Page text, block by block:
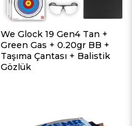
We Glock 19 Gen4 Tan +
Green Gas + 0.20gr BB +
Taşıma Çantası + Balistik
Gözlük